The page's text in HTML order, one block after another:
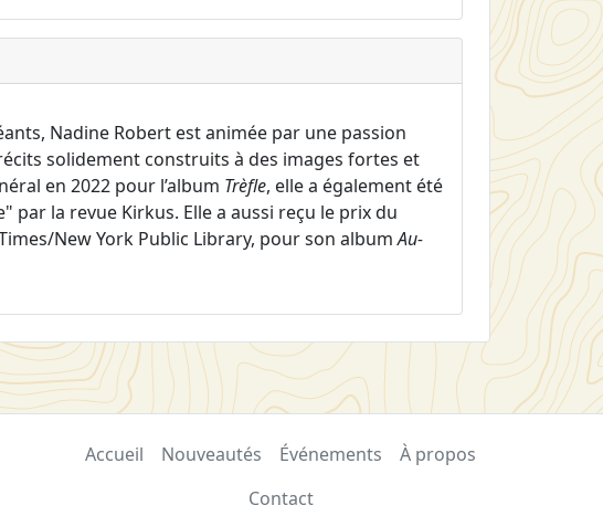
Nadine Robert est animée par une passion
solidement construits à des images fortes et
en 2022 pour l’album Trèfle, elle a également été
par la revue Kirkus. Elle a aussi reçu le prix du
New York Public Library, pour son albumAu-
Accueil Nouveautés Événements
À propos
Contact